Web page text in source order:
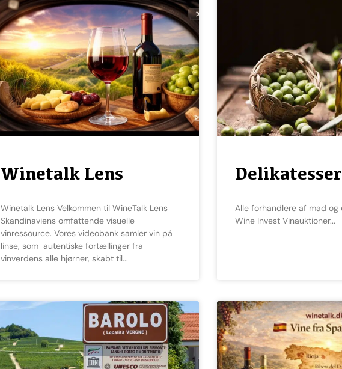
Winetalk Lens
Winetalk Lens Velkommen til WineTalk Lens
Skandinaviens omfattende visuelle
vinressource. Vores videobank samler vin på
linse, som autentiske fortællinger fra
vinverdens alle hjørner, skabt til
Delikatesser
Alle forhandlere af mad og delikatesser til vin
Wine Invest Vinauktioner